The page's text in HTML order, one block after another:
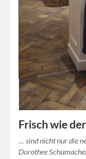
Frisch wie
… sind nicht nur die
Dorothee